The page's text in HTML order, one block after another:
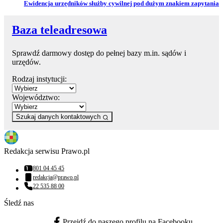
Przejdź do artykułu:
Ewidencja urzędników służby cywilnej pod dużym znakiem zapytania
Baza teleadresowa
Sprawdź darmowy dostęp do pełnej bazy m.in. sądów i
urzędów.
Rodzaj instytucji:
Województwo:
Szukaj danych kontaktowych
Redakcja serwisu Prawo.pl
Numer telefonu:
801 04 45 45
Adres email:
redakcja@prawo.pl
Numer telefonu:
22 535 88 00
Śledź nas